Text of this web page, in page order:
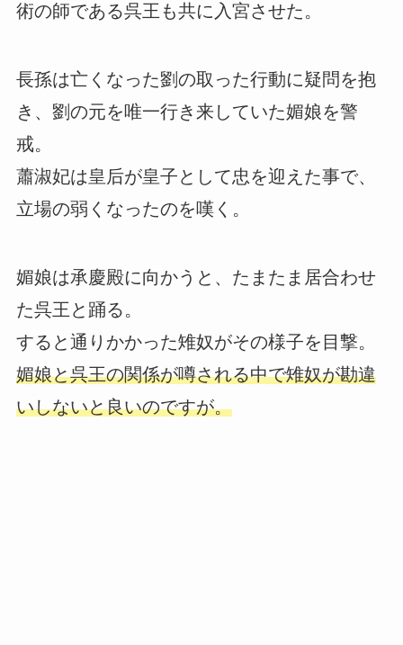
術の師である呉王も共に入宮させた。
長孫は亡くなった劉の取った行動に疑問を抱
き、劉の元を唯一行き来していた媚娘を警
戒。
蕭淑妃は皇后が皇子として忠を迎えた事で、
立場の弱くなったのを嘆く。
媚娘は承慶殿に向かうと、たまたま居合わせ
た呉王と踊る。
すると通りかかった雉奴がその様子を目撃。
媚娘と呉王の関係が噂される中で雉奴が勘違
いしないと良いのですが。